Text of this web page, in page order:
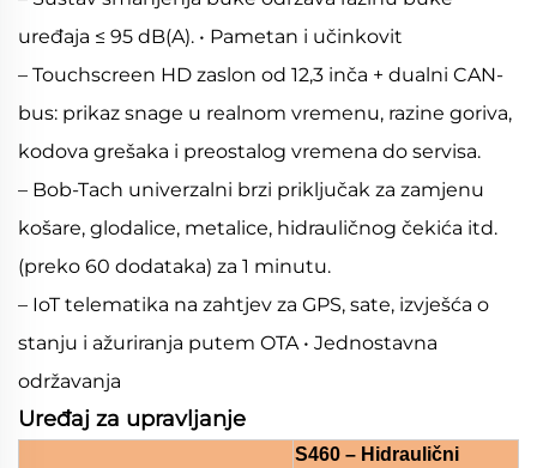
uređaja ≤ 95 dB(A). • Pametan i učinkovit
– Touchscreen HD zaslon od 12,3 inča + dualni CAN-
bus: prikaz snage u realnom vremenu, razine goriva,
kodova grešaka i preostalog vremena do servisa.
– Bob-Tach univerzalni brzi priključak za zamjenu
košare, glodalice, metalice, hidrauličnog čekića itd.
(preko 60 dodataka) za 1 minutu.
– IoT telematika na zahtjev za GPS, sate, izvješća o
stanju i ažuriranja putem OTA • Jednostavna
održavanja
Uređaj za upravljanje
S460 – Hidraulični